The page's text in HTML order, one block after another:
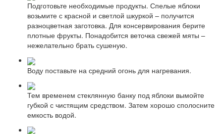
Подготовьте необходимые продукты. Спелые яблоки
возьмите с красной и светлой шкуркой – получится
разноцветная заготовка. Для консервирования берите
плотные фрукты. Понадобится веточка свежей мяты –
нежелательно брать сушеную.
Воду поставьте на средний огонь для нагревания.
Тем временем стеклянную банку под яблоки вымойте
губкой с чистящим средством. Затем хорошо сполосните
емкость водой.